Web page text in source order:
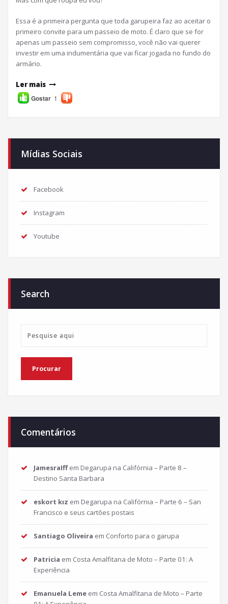
Essa é a primeira pergunta que toda garupeira faz ao aceitar o
primeiro convite para um passeio de moto. É claro que se for
apenas um passeio sem compromisso, você não vai querer
investir em uma indumentária que vai ficar jogada no fundo do
armário.
Ler mais
Gostar 1
Mídias Sociais
Facebook
Instagram
Youtube
Search
Comentários
JamesraIffem Degarupa na Califórnia – Parte 8 –
Destino Santa Barbara
eskort kız em Degarupa na Califórnia – Parte 6 – San
Francisco e seus cartões postais
Santiago Oliveira em Conforto para o garupa
Patricia em Costa Amalfitana de Moto – Parte 01: A
Experiência
Emanuela Leme em Costa Amalfitana de Moto – Parte